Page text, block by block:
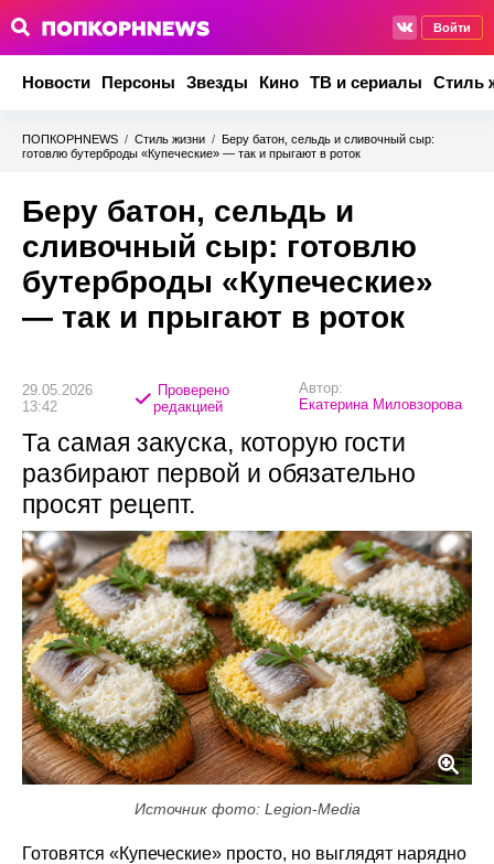
Войти
Новости Персоны Звезды Кино ТВ и сериалы Стиль
ПОПКОРНNEWS / Стиль жизни / Беру батон, сельдь и сливочный сыр:
готовлю бутерброды «Купеческие» — так и прыгают в роток
Беру батон, сельдь и
сливочный сыр: готовлю
бутерброды «Купеческие»
— так и прыгают в роток
29.05.2026
13:42
Проверено
редакцией
Автор:
Екатерина Миловзорова
Та самая закуска, которую гости
разбирают первой и обязательно
просят рецепт.
Источник фото: Legion-Media
Готовятся «Купеческие» просто, но выглядят нарядно